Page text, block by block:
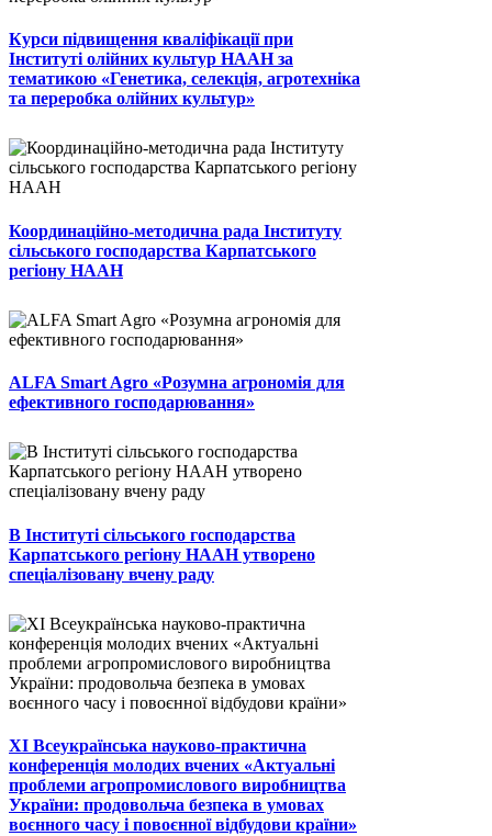
Курси підвищення кваліфікації при
Інституті олійних культур НААН за
тематикою «Генетика, селекція, агротехніка
та переробка олійних культур»
Координаційно-методична рада Інституту
сільського господарства Карпатського
регіону НААН
ALFA Smart Agro «Розумна агрономія для
ефективного господарювання»
В Інституті сільського господарства
Карпатського регіону НААН утворено
спеціалізовану вчену раду
ХІ Всеукраїнська науково-практична
конференція молодих вчених «Актуальні
проблеми агропромислового виробництва
України: продовольча безпека в умовах
воєнного часу і повоєнної відбудови країни»